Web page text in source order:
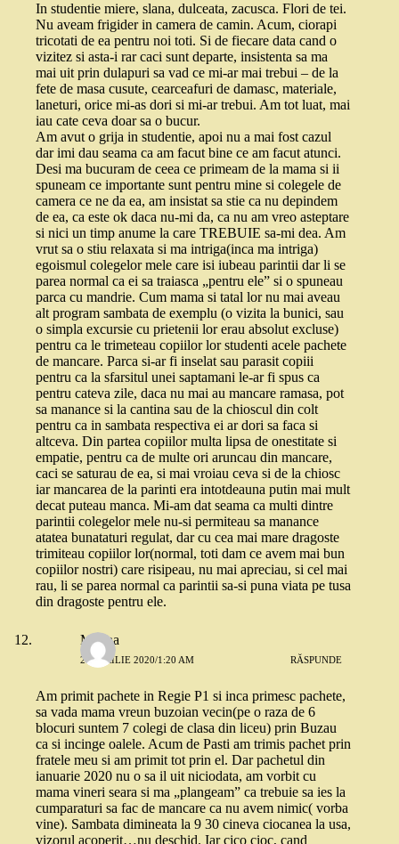
In studentie miere, slana, dulceata, zacusca. Flori de tei.
Nu aveam frigider in camera de camin. Acum, ciorapi
tricotati de ea pentru noi toti. Si de fiecare data cand o
vizitez si asta-i rar caci sunt departe, insistenta sa ma
mai uit prin dulapuri sa vad ce mi-ar mai trebui – de la
fete de masa cusute, cearceafuri de damasc, materiale,
laneturi, orice mi-as dori si mi-ar trebui. Am tot luat, mai
iau cate ceva doar sa o bucur.
Am avut o grija in studentie, apoi nu a mai fost cazul
dar imi dau seama ca am facut bine ce am facut atunci.
Desi ma bucuram de ceea ce primeam de la mama si ii
spuneam ce importante sunt pentru mine si colegele de
camera ce ne da ea, am insistat sa stie ca nu depindem
de ea, ca este ok daca nu-mi da, ca nu am vreo asteptare
si nici un timp anume la care TREBUIE sa-mi dea. Am
vrut sa o stiu relaxata si ma intriga(inca ma intriga)
egoismul colegelor mele care isi iubeau parintii dar li se
parea normal ca ei sa traiasca „pentru ele” si o spuneau
parca cu mandrie. Cum mama si tatal lor nu mai aveau
alt program sambata de exemplu (o vizita la bunici, sau
o simpla excursie cu prietenii lor erau absolut excluse)
pentru ca le trimeteau copiilor lor studenti acele pachete
de mancare. Parca si-ar fi inselat sau parasit copiii
pentru ca la sfarsitul unei saptamani le-ar fi spus ca
pentru cateva zile, daca nu mai au mancare ramasa, pot
sa manance si la cantina sau de la chioscul din colt
pentru ca in sambata respectiva ei ar dori sa faca si
altceva. Din partea copiilor multa lipsa de onestitate si
empatie, pentru ca de multe ori aruncau din mancare,
caci se saturau de ea, si mai vroiau ceva si de la chiosc
iar mancarea de la parinti era intotdeauna putin mai mult
decat puteau manca. Mi-am dat seama ca multi dintre
parintii colegelor mele nu-si permiteau sa manance
atatea bunataturi regulat, dar cu cea mai mare dragoste
trimiteau copiilor lor(normal, toti dam ce avem mai bun
copiilor nostri) care risipeau, nu mai apreciau, si cel mai
rau, li se parea normal ca parintii sa-si puna viata pe tusa
din dragoste pentru ele.
Malina
24 APRILIE 2020/1:20 AM RĂSPUNDE
Am primit pachete in Regie P1 si inca primesc pachete,
sa vada mama vreun buzoian vecin(pe o raza de 6
blocuri suntem 7 colegi de clasa din liceu) prin Buzau
ca si incinge oalele. Acum de Pasti am trimis pachet prin
fratele meu si am primit tot prin el. Dar pachetul din
ianuarie 2020 nu o sa il uit niciodata, am vorbit cu
mama vineri seara si ma „plangeam” ca trebuie sa ies la
cumparaturi sa fac de mancare ca nu avem nimic( vorba
vine). Sambata dimineata la 9 30 cineva ciocanea la usa,
vizorul acoperit…nu deschid. Iar cico cioc, cand